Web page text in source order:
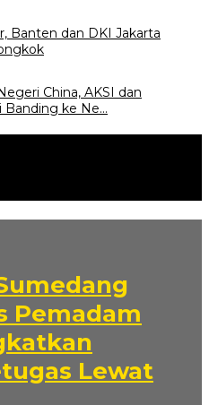
Banten dan DKI Jakarta
China, AKSI dan
Banding ke Ne…
Pemadam
Lewat